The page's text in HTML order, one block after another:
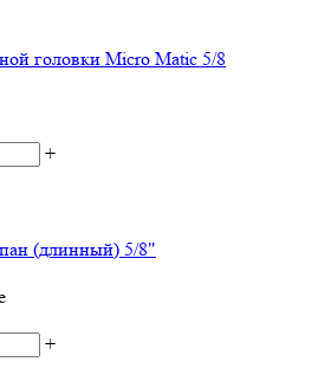
головки Micro Matic 5/8
+
(длинный) 5/8"
+